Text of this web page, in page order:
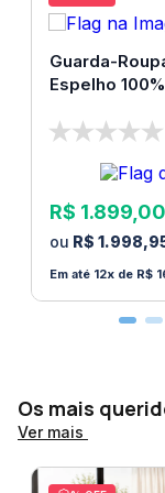
Observação:o
para facilitar a
Observações
A Loja Bom
Todos os
danos de
pela montagem.
Produtos
Guarda-
Espelho
R$ 1.899, 00
R$ 1.998,
12 R$
Os mais
Ver mais